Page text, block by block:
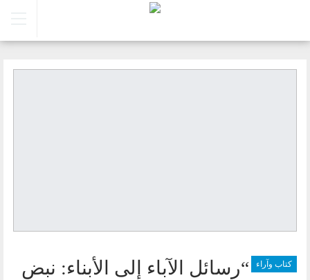
كتاب وآراء
“رسائل الآباء إلى الأبناء: نبض